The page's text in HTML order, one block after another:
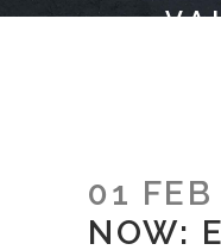
01 FEB
NOW: